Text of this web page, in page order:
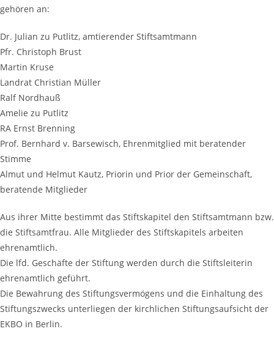
gehören an:
Dr. Julian zu Putlitz, amtierender Stiftsamtmann
Pfr. Christoph Brust
Martin Kruse
Landrat Christian Müller
Ralf Nordhauß
Amelie zu Putlitz
RA Ernst Brenning
Prof. Bernhard v. Barsewisch, Ehrenmitglied mit beratender
Stimme
Almut und Helmut Kautz, Priorin und Prior der Gemeinschaft,
beratende Mitglieder
Aus ihrer Mitte bestimmt das Stiftskapitel den Stiftsamtmann bzw.
die Stiftsamtfrau. Alle Mitglieder des Stiftskapitels arbeiten
ehrenamtlich.
Die lfd. Geschäfte der Stiftung werden durch die Stiftsleiterin
ehrenamtlich geführt.
Die Bewahrung des Stiftungsvermögens und die Einhaltung des
Stiftungszwecks unterliegen der kirchlichen Stiftungsaufsicht der
EKBO in Berlin.